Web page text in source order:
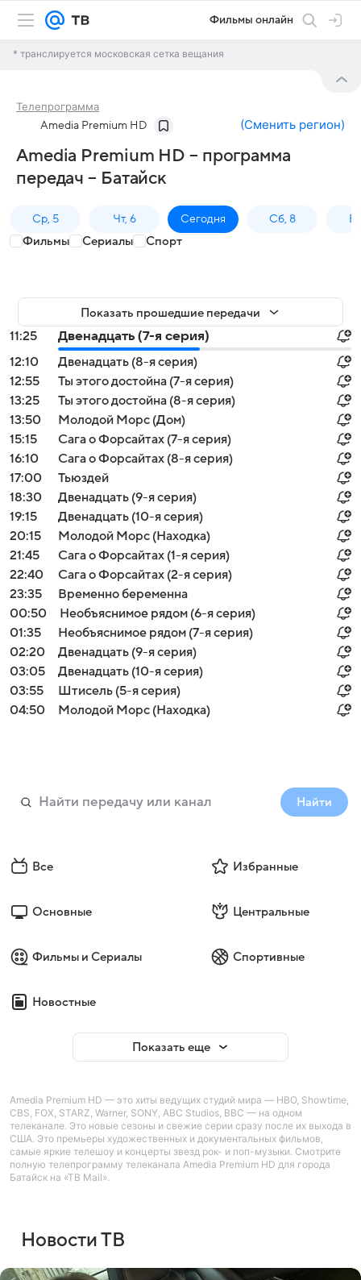
Фильмы онлайн
* транслируется московская сетка вещания
Телепрограмма
Amedia Premium HD (Сменить регион)
Amedia Premium HD – программа
передач – Батайск
Ср, 5 Чт, 6 Сегодня Сб, 8
Фильмы Сериалы Спорт
Показать прошедшие передачи
11:25
Двенадцать (7-я серия)
12:10
Двенадцать (8-я серия)
12:55
Ты этого достойна (7-я серия)
13:25
Ты этого достойна (8-я серия)
13:50
Молодой Морс (Дом)
15:15
Сага о Форсайтах (7-я серия)
16:10
Сага о Форсайтах (8-я серия)
17:00
Тьюздей
18:30
Двенадцать (9-я серия)
19:15
Двенадцать (10-я серия)
20:15
Молодой Морс (Находка)
21:45
Сага о Форсайтах (1-я серия)
22:40
Сага о Форсайтах (2-я серия)
23:35
Временно беременна
00:50
Необъяснимое рядом (6-я серия)
01:35
Необъяснимое рядом (7-я серия)
02:20
Двенадцать (9-я серия)
03:05
Двенадцать (10-я серия)
03:55
Штисель (5-я серия)
04:50
Молодой Морс (Находка)
Найти
Все Избранные
Основные Центральные
Фильмы и Сериалы Спортивные
Новостные
Показать еще
Amedia Premium HD — это хиты ведущих студий мира — HBO, Showtime,
CBS, FOX, STARZ, Warner, SONY, ABC Studios, BBC — на одном
телеканале. Это новые сезоны и свежие серии сразу после их выхода в
США. Это премьеры художественных и документальных фильмов,
самые яркие телешоу и концерты звезд рок- и поп-музыки. Смотрите
полную телепрограмму телеканала Amedia Premium HD для города
Батайск на «ТВ Mail».
Новости ТВ